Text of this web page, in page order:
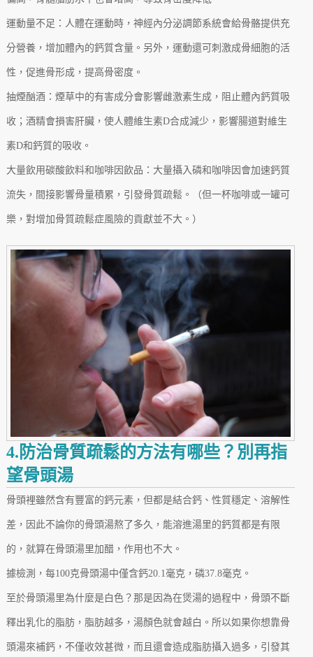
運動量不足：人體在運動時，神經內分泌調節系統會給骨骼提供充
分營養，增加體內的鈣質含量。另外，運動還可刺激成骨細胞的活
性，促進骨形成，提高骨密度。
抽煙酗酒：煙草中的有害成分會影響雌激素生成，阻止體內鈣質吸
收；酒精會損害肝臟，使人體維生素D合成減少，影響腸道對維生
素D和鈣質的吸收。
大量飲用碳酸飲料和咖啡因飲品：大量攝入磷和咖啡因會加速鈣質
流失，間接影響骨量積累，引發骨質疏鬆。（但一杯咖啡或一罐可
樂，對增加骨質疏鬆症風險的貢獻並不大。）
4.防治骨質疏鬆的方法有哪些？別再指
望骨頭湯
骨頭裡雖然含有豐富的鈣元素，但都是結合鈣、性質穩定、溶解性
差，因此不論你的骨頭湯熬了多久，能溶進湯里的鈣質都是有限
的，就算在骨頭湯里加醋，作用也不大。
據檢測，每100克骨頭湯中僅含鈣20.1毫克，磷37.8毫克。
至於骨頭湯里為什麼是白色？那是因為在煲湯的過程中，骨頭不斷
釋出乳化的脂肪，脂肪越多，湯顏色就會越白。所以如果你想靠骨
頭湯來補鈣，不僅收效甚微，而且還會造成脂肪攝入過多，引發其